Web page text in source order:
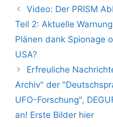
Video: Der PRISM
Teil 2: Aktuelle
Plänen dank Spionage
USA?
Erfreuliche
Archiv" der
UFO-Forschung",
an! Erste Bilder hier